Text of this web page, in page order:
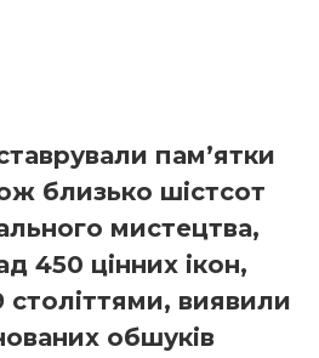
пам’ятки
близько шістсот
мистецтва,
450 цінних ікон,
століттями, виявили
обшуків